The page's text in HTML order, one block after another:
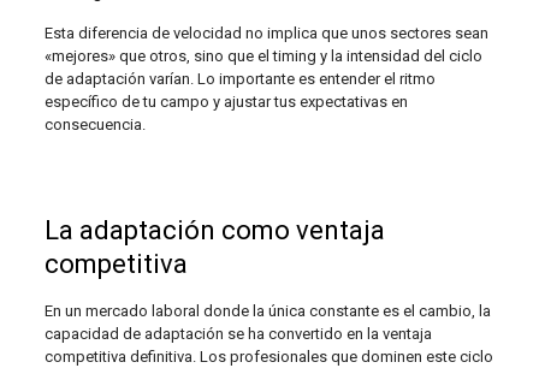
Esta diferencia de velocidad no implica que unos sectores sean
«mejores» que otros, sino que el timing y la intensidad del ciclo
de adaptación varían. Lo importante es entender el ritmo
específico de tu campo y ajustar tus expectativas en
consecuencia.
La adaptación como ventaja
competitiva
En un mercado laboral donde la única constante es el cambio, la
capacidad de adaptación se ha convertido en la ventaja
competitiva definitiva. Los profesionales que dominen este ciclo